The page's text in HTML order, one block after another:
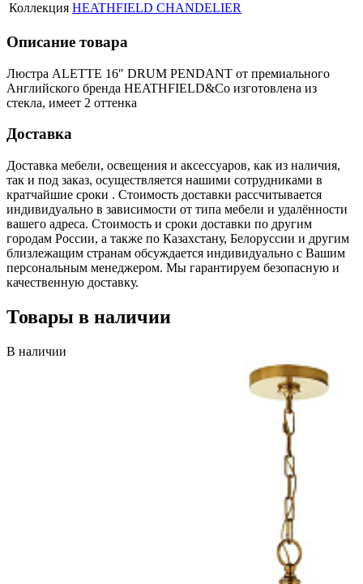
Коллекция HEATHFIELD CHANDELIER
Описание товара
Люстра ALETTE 16″ DRUM PENDANT от премиального
Английского бренда HEATHFIELD&Co изготовлена из
стекла, имеет 2 оттенка
Доставка
Доставка мебели, освещения и аксессуаров, как из наличия,
так и под заказ, осуществляется нашими сотрудниками в
кратчайшие сроки . Стоимость доставки рассчитывается
индивидуально в зависимости от типа мебели и удалённости
вашего адреса. Стоимость и сроки доставки по другим
городам России, а также по Казахстану, Белоруссии и другим
близлежащим странам обсуждается индивидуально с Вашим
персональным менеджером. Мы гарантируем безопасную и
качественную доставку.
Товары в наличии
В наличии